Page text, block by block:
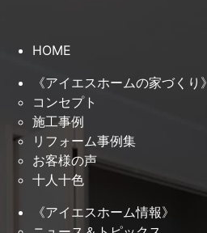
HOME
《アイエスホームの家づくり》
コンセプト
施工事例
リフォーム事例集
お客様の声
十人十色
《アイエスホーム情報》